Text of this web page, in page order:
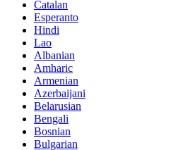
Catalan
Esperanto
Hindi
Lao
Albanian
Amharic
Armenian
Azerbaijani
Belarusian
Bengali
Bosnian
Bulgarian